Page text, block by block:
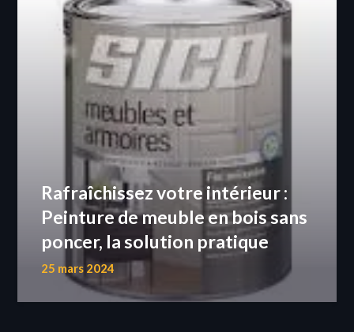
Rafraîchissez votre intérieur :
Peinture de meuble en bois sans
poncer, la solution pratique
25 mars 2024